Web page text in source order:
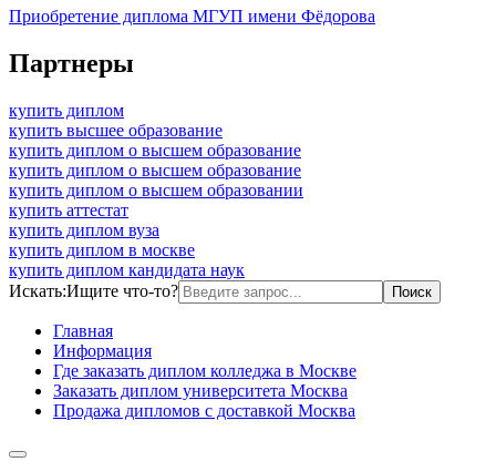
Приобретение диплома МГУП имени Фёдорова
Партнеры
купить диплом
купить высшее образование
купить диплом о высшем образование
купить диплом о высшем образование
купить диплом о высшем образовании
купить аттестат
купить диплом вуза
купить диплом в москве
купить диплом кандидата наук
Искать:Ищите что-то?
Главная
Информация
Где заказать диплом колледжа в Москве
Заказать диплом университета Москва
Продажа дипломов с доставкой Москва